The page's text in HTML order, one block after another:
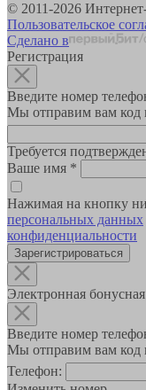
© 2011-2026
Пользовательское
Сделано в
Регистрация
Введите номер
Мы отправим вам код
Требуется
Ваше имя *
Нажимая на кнопку
персональных данных
конфиденциальности
Зарегистрироваться
Электронная бонусная
Введите номер
Мы отправим вам код
Телефон: